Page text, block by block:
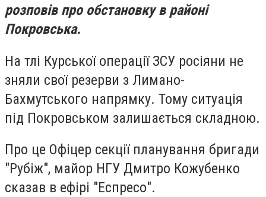
розповів про обстановку в районі
Покровська.
На тлі Курської операції ЗСУ росіяни не
зняли свої резерви з Лимано-
Бахмутського напрямку. Тому ситуація
під Покровськом залишається складною.
Про це Офіцер секції планування бригади
"Рубіж", майор НГУ Дмитро Кожубенко
сказав в ефірі "Еспресо".